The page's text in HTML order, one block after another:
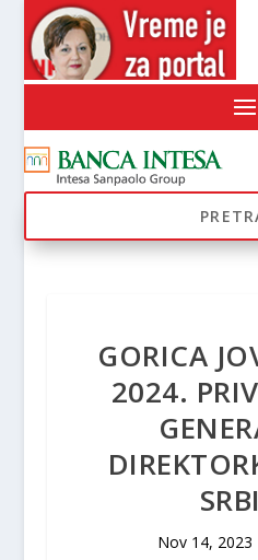
GORICA
2024.
Nov 14, 2023